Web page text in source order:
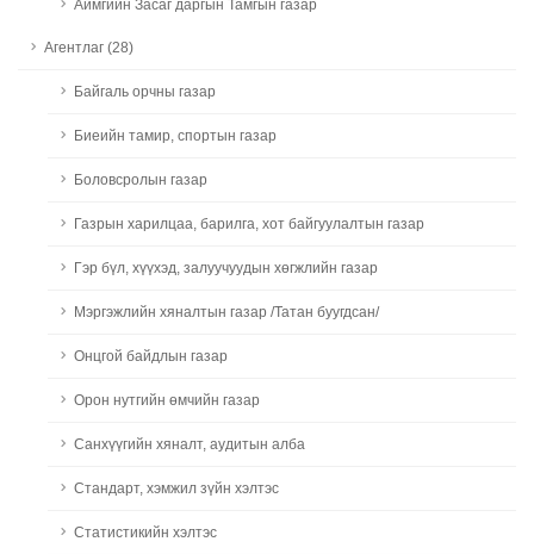
Аймгийн Засаг даргын Тамгын газар
Агентлаг (28)
Байгаль орчны газар
Биеийн тамир, спортын газар
Боловсролын газар
Газрын харилцаа, барилга, хот байгуулалтын газар
Гэр бүл, хүүхэд, залуучуудын хөгжлийн газар
Мэргэжлийн хяналтын газар /Татан буугдсан/
Онцгой байдлын газар
Орон нутгийн өмчийн газар
Санхүүгийн хяналт, аудитын алба
Стандарт, хэмжил зүйн хэлтэс
Статистикийн хэлтэс